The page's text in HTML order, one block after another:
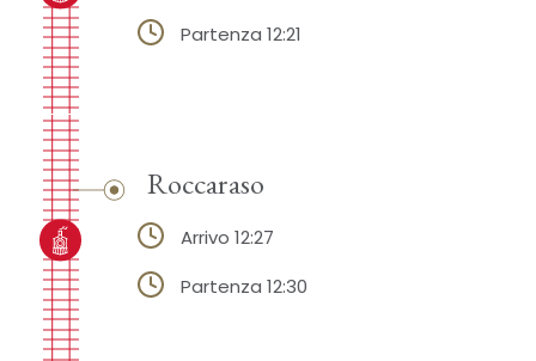
Partenza 12:21
Roccaraso
Arrivo 12:27
Partenza 12:30